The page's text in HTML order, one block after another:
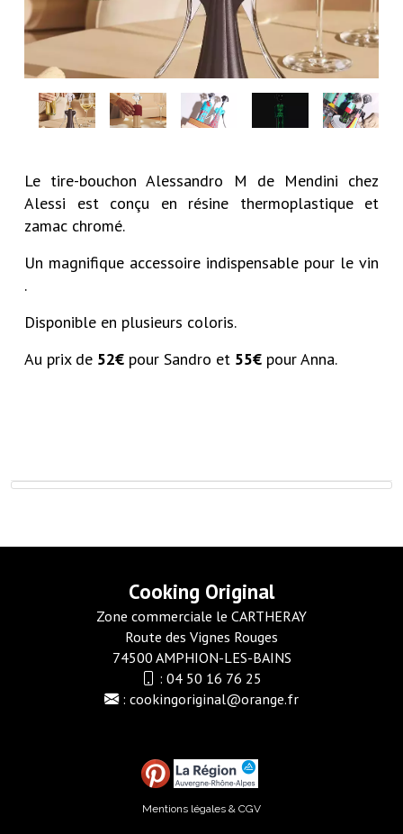
Le tire-bouchon Alessandro M de Mendini chez
Alessi est conçu en résine thermoplastique et
zamac chromé.
Un magnifique accessoire indispensable pour le vin
.
Disponible en plusieurs coloris.
Au prix de 52€ pour Sandro et 55€ pour Anna.
Cooking Original
Zone commerciale le CARTHERAY
Route des Vignes Rouges
74500 AMPHION-LES-BAINS
: 04 50 16 76 25
: cookingoriginal@orange.fr
Mentions légales & CGV